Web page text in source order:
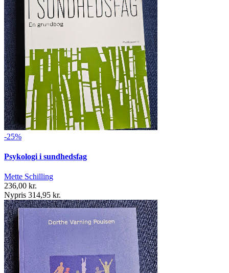
-25%
Psykologi i sundhedsfag
Mette Schilling
236,00 kr.
Nypris 314,95 kr.